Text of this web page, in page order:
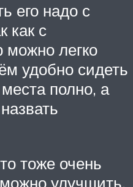
его надо с
как с
можно легко
удобно сидеть
полно, а
тоже очень
улучшить,